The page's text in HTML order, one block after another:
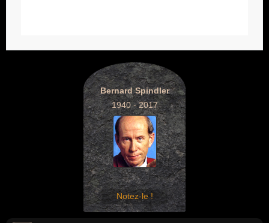
Bernard Spindler
1940 - 2017
Notez-le !